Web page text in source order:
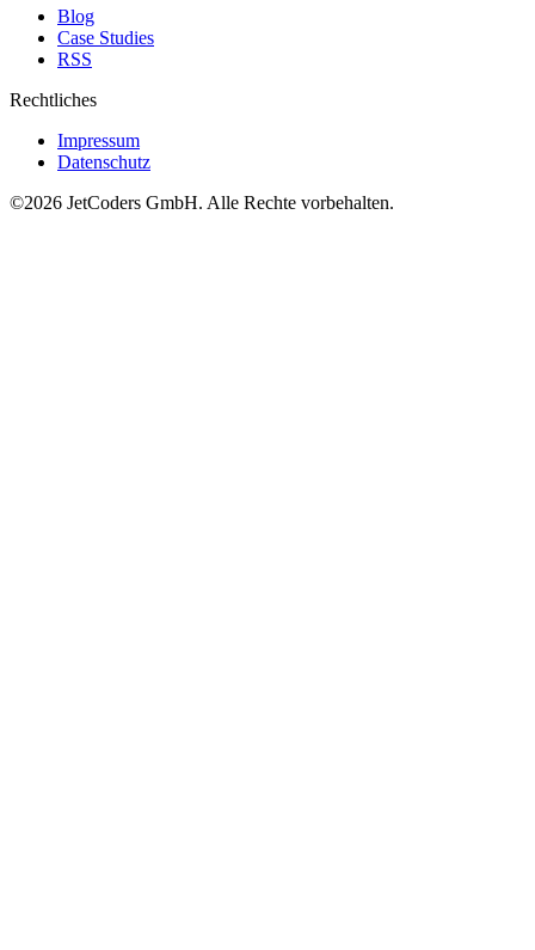
Blog
Case Studies
RSS
Rechtliches
Impressum
Datenschutz
©2026 JetCoders GmbH. Alle Rechte vorbehalten.